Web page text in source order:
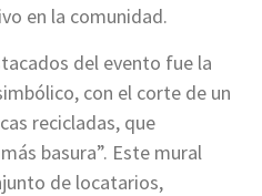
en la comunidad.
del evento fue la
con el corte de un
recicladas, que
basura”. Este mural
de locatarios,